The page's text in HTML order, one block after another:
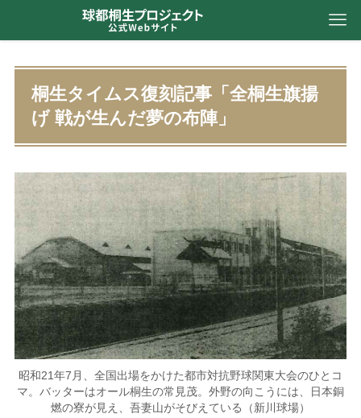
桐生タイムス復刻記事「全桐生旗揚
げ 戦が生んだ夢の布陣」
昭和21年7月、全国出場をかけた都市対抗野球関東大会のひとコ
マ。バッターはオール桐生の常見茂。外野の向こうには、日本銅
燃の寮が見え、吾妻山がそびえている（新川球場）